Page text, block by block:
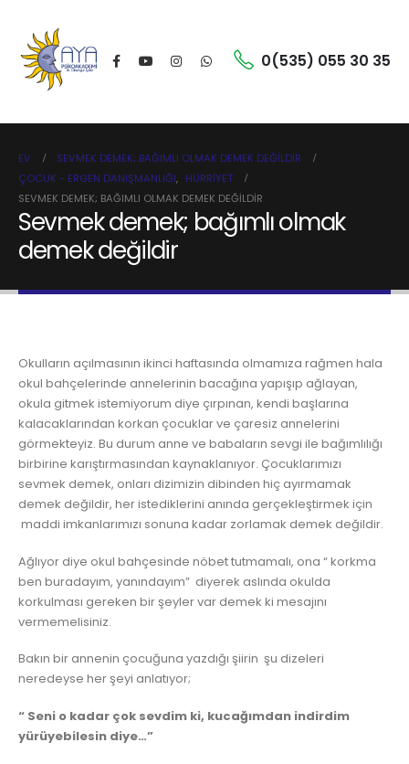
0(535) 055 30 35
EV
SEVMEK DEMEK; BAĞIMLI OLMAK DEMEK DEĞILDIR
ÇOCUK - ERGEN DANIŞMANLIĞI, HÜRRIYET
SEVMEK DEMEK; BAĞIMLI OLMAK DEMEK DEĞILDIR
Sevmek demek; bağımlı olmak
demek değildir
Okulların açılmasının ikinci haftasında olmamıza rağmen hala
okul bahçelerinde annelerinin bacağına yapışıp ağlayan,
okula gitmek istemiyorum diye çırpınan, kendi başlarına
kalacaklarından korkan çocuklar ve çaresiz annelerini
görmekteyiz. Bu durum anne ve babaların sevgi ile bağımlılığı
birbirine karıştırmasından kaynaklanıyor. Çocuklarımızı
sevmek demek, onları dizimizin dibinden hiç ayırmamak
demek değildir, her istediklerini anında gerçekleştirmek için
maddi imkanlarımızı sonuna kadar zorlamak demek değildir.
Ağlıyor diye okul bahçesinde nöbet tutmamalı, ona “ korkma
ben buradayım, yanındayım” diyerek aslında okulda
korkulması gereken bir şeyler var demek ki mesajını
vermemelisiniz.
Bakın bir annenin çocuğuna yazdığı şiirin şu dizeleri
neredeyse her şeyi anlatıyor;
“ Seni o kadar çok sevdim ki, kucağımdan indirdim
yürüyebilesin diye…”